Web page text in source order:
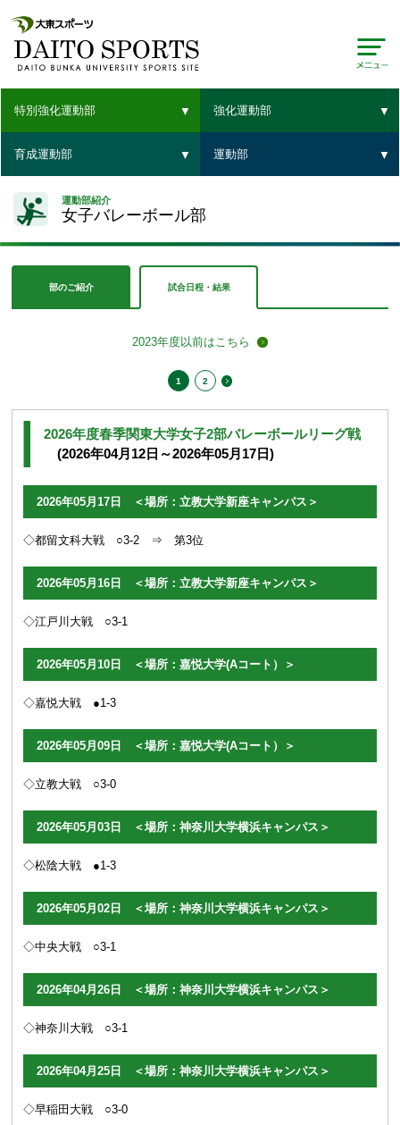
特別強化運動部 強化運動部
育成運動部 運動部
運動部紹介
女子バレーボール部
部のご紹介 試合日程・結果
2023年度以前はこちら
1 2
2026年度春季関東大学女子2部バレーボールリーグ戦
(2026年04月12日～2026年05月17日)
2026年05月17日 ＜場所：立教大学新座キャンパス＞
◇都留文科大戦 ○3-2 ⇒ 第3位
2026年05月16日 ＜場所：立教大学新座キャンパス＞
◇江戸川大戦 ○3-1
2026年05月10日 ＜場所：嘉悦大学(Aコート）＞
◇嘉悦大戦 ●1-3
2026年05月09日 ＜場所：嘉悦大学(Aコート）＞
◇立教大戦 ○3-0
2026年05月03日 ＜場所：神奈川大学横浜キャンパス＞
◇松陰大戦 ●1-3
2026年05月02日 ＜場所：神奈川大学横浜キャンパス＞
◇中央大戦 ○3-1
2026年04月26日 ＜場所：神奈川大学横浜キャンパス＞
◇神奈川大戦 ○3-1
2026年04月25日 ＜場所：神奈川大学横浜キャンパス＞
◇早稲田大戦 ○3-0